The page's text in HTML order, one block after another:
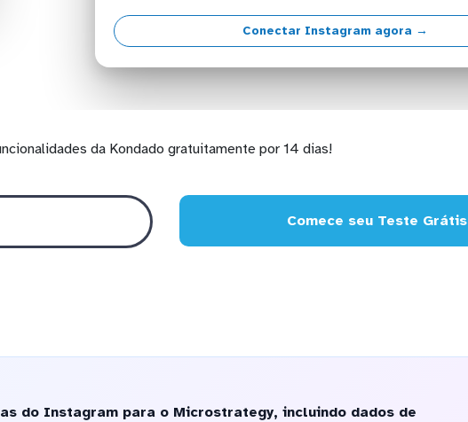
Conectar Instagram agora →
da Kondado gratuitamente por 14 dias!
Comece seu Teste Grátis
do Instagram para o Microstrategy, incluindo dados de